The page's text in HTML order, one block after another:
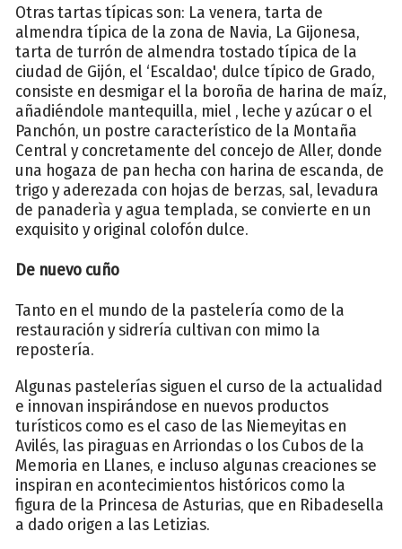
Otras tartas típicas son: La venera, tarta de
almendra típica de la zona de Navia, La Gijonesa,
tarta de turrón de almendra tostado típica de la
ciudad de Gijón, el ‘Escaldao', dulce típico de Grado,
consiste en desmigar el la boroña de harina de maíz,
añadiéndole mantequilla, miel , leche y azúcar o el
Panchón, un postre característico de la Montaña
Central y concretamente del concejo de Aller, donde
una hogaza de pan hecha con harina de escanda, de
trigo y aderezada con hojas de berzas, sal, levadura
de panaderìa y agua templada, se convierte en un
exquisito y original colofón dulce.
De nuevo cuño
Tanto en el mundo de la pastelería como de la
restauración y sidrería cultivan con mimo la
repostería.
Algunas pastelerías siguen el curso de la actualidad
e innovan inspirándose en nuevos productos
turísticos como es el caso de las Niemeyitas en
Avilés, las piraguas en Arriondas o los Cubos de la
Memoria en Llanes, e incluso algunas creaciones se
inspiran en acontecimientos históricos como la
figura de la Princesa de Asturias, que en Ribadesella
a dado origen a las Letizias.